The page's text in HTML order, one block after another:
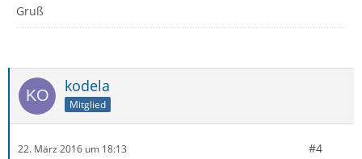
Gruß
kodela
Mitglied
22. März 2016 um 18:13 #4